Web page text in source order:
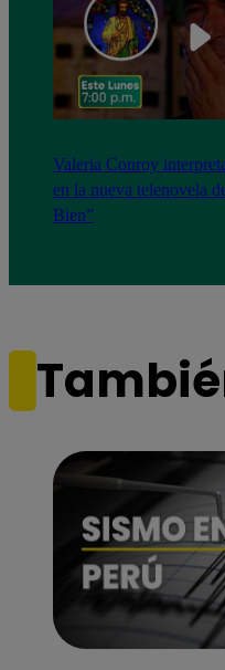
Valeria Conroy
en la nueva telenovela
Bien”